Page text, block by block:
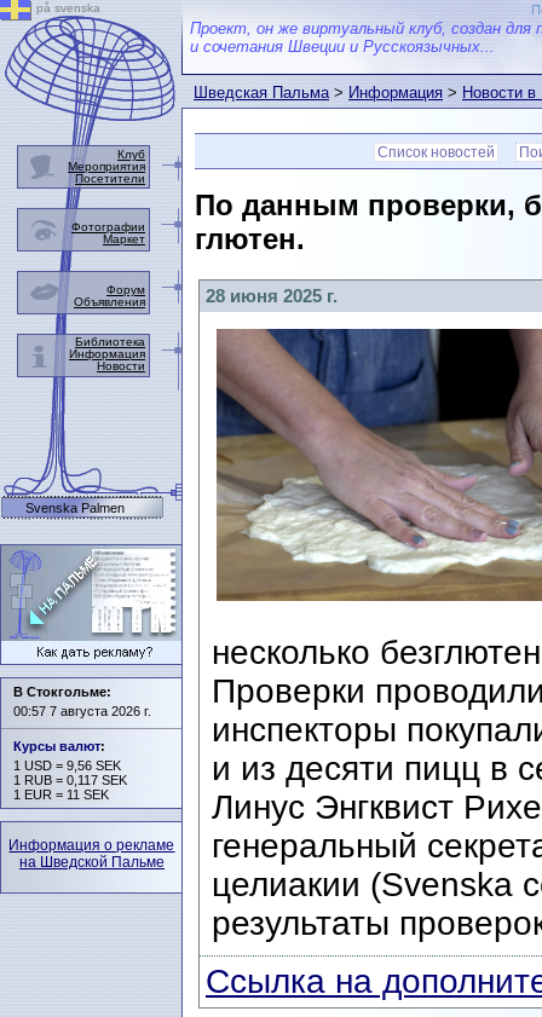
Проект, он же виртуальный клуб, создан для
и сочетания Швеции и Русскоязычных...
Шведская Пальма>Информация>Новости
Список новостей
По данным проверки,
глютен.
28 июня 2025 г.
несколько
Проверки
инспекторы
и из десяти пицц в
Линус Энгквист
генеральный
целиакии (Svenska
результаты
Ссылка на
på svenska
Клуб
Мероприятия
Посетители
Фотографии
Маркет
Форум
Объявления
Библиотека
Информация
Новости
Svenska Palmen
В Стокгольме:
00:57 7 августа 2026 г.
Курсы валют:
1 USD = 9,56 SEK
1 RUB = 0,117 SEK
1 EUR = 11 SEK
Информация о рекламе
на Шведской Пальме